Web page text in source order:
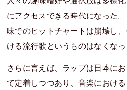
にアクセスできる時代になった
味でのヒットチャートは崩壊し
ける流行歌というものはなくなっ
さらに言えば、ラップは日本に
て定着しつつあり、音楽におけ